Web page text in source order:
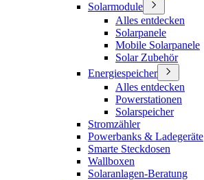
Solarmodule
Alles entdecken
Solarpanele
Mobile Solarpanele
Solar Zubehör
Energiespeicher
Alles entdecken
Powerstationen
Solarspeicher
Stromzähler
Powerbanks & Ladegeräte
Smarte Steckdosen
Wallboxen
Solaranlagen-Beratung